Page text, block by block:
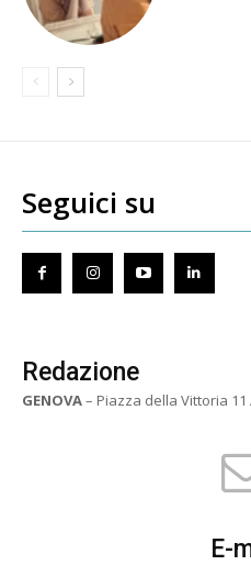
Seguici su
Redazione
GENOVA– Piazza della Vittoria 11
E-